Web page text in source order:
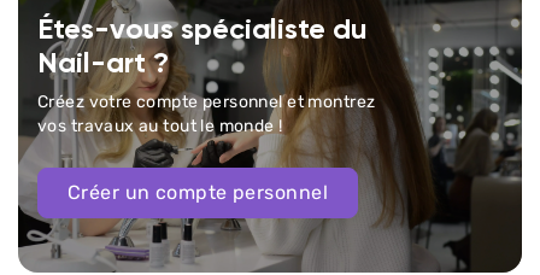
Étes-vous spécialiste du
Nail-art ?
Créez votre compte personnel et montrez
vos travaux au tout le monde !
Créer un compte personnel